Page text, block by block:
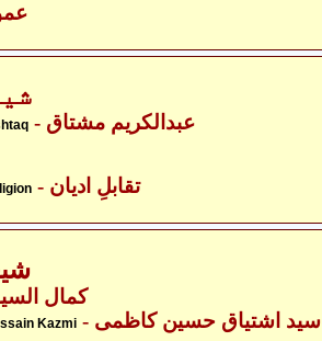
-
- عبدالکریم مشتاق
- تقابلِ ادیان
- کمال
Kazmi - سید اشتیاق حسین کاظمی